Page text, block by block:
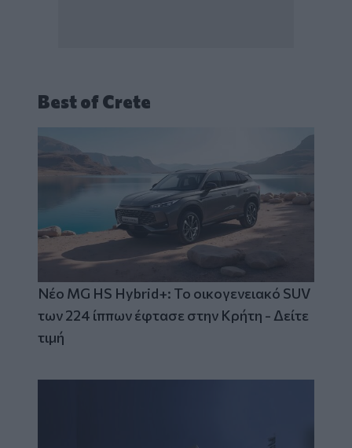
Best of Crete
Νέο MG HS Hybrid+: Το οικογενειακό SUV
των 224 ίππων έφτασε στην Κρήτη - Δείτε
τιμή